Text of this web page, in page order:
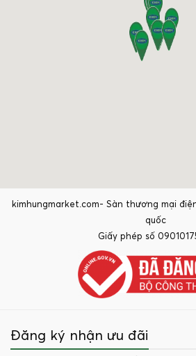
kimhungmarket.com- Sàn thương mại
quốc
Giấy phép số
Đăng ký nhận ưu đãi